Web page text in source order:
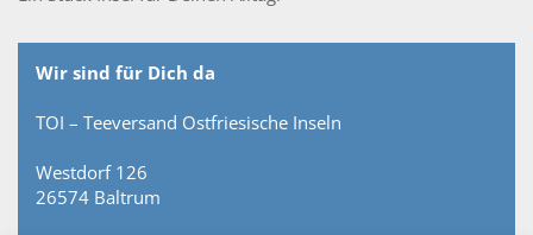
Wir sind für Dich da
TOI – Teeversand Ostfriesische Inseln
Westdorf 126
26574 Baltrum